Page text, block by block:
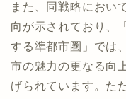
また、同戦略におい
向が示されており、
する準都市圏」では
市の魅力の更なる向
げられています。た